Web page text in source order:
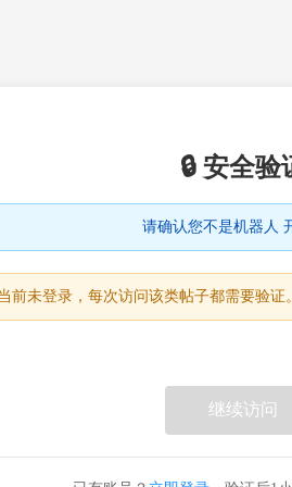
🔒 安全验
请确认您不是机器人
前未登录，每次访问该类帖子都需要验
继续访问